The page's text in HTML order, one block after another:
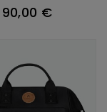
90,00 €